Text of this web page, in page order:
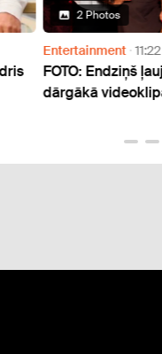
2 Photos
Entertainment
FOTO: Endziņš
dārgākā